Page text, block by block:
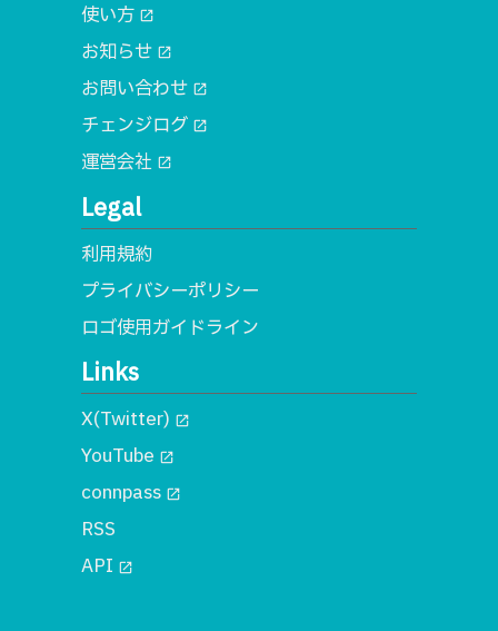
使い方 open_in_new
お知らせ open_in_new
お問い合わせ open_in_new
チェンジログ open_in_new
運営会社 open_in_new
Legal
利用規約
プライバシーポリシー
ロゴ使用ガイドライン
Links
X(Twitter) open_in_new
YouTube open_in_new
connpass open_in_new
RSS
API open_in_new